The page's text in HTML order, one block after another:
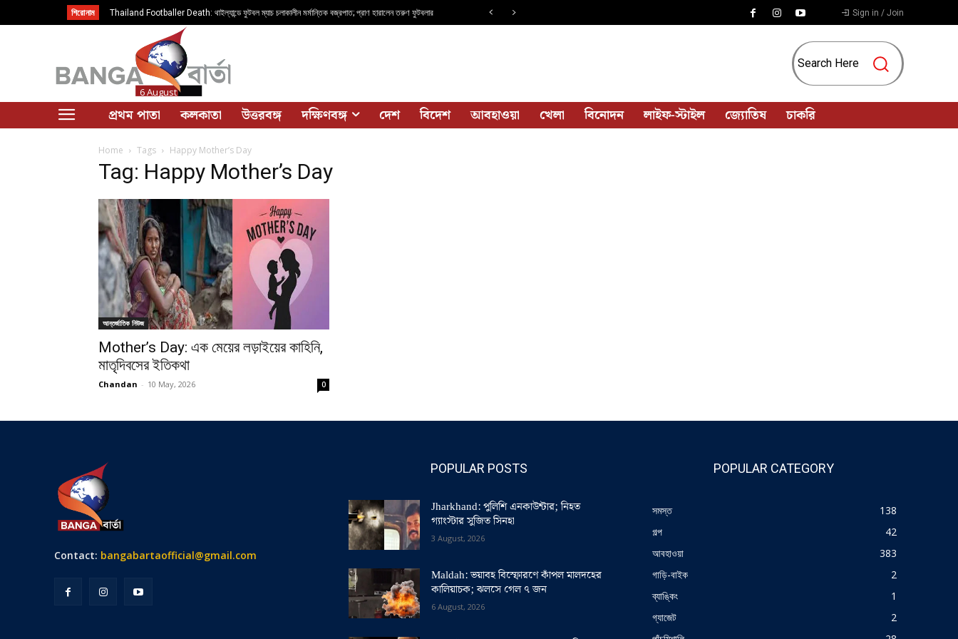
শিরোনাম
Thailand Footballer Death: থাইল্যান্ডে ফুটবল ম্যাচ চলাকালীন মর্মান্তিক বজ্রপাত; প্রাণ হারালেন তরুণ ফুটবলার
Sign in / Join
6 August
Search Here
প্রথম পাতা কলকাতা উত্তরবঙ্গ দক্ষিণবঙ্গ দেশ বিদেশ আবহাওয়া খেলা বিনোদন লাইফ-স্টাইল জ্যোতিষ চাকরি
Home Tags Happy Mother’s Day
Tag: Happy Mother’s Day
আন্তর্জাতিক নিউজ
Mother’s Day: এক মেয়ের লড়াইয়ের কাহিনি,
মাতৃদিবসের ইতিকথা
Chandan - 10 May, 2026 0
Contact: bangabartaofficial@gmail.com
POPULAR POSTS
Jharkhand: পুলিশি এনকাউন্টার; নিহত
গ্যাংস্টার সুজিত সিনহা
3 August, 2026
Maldah: ভয়াবহ বিস্ফোরণে কাঁপল মালদহের
কালিয়াচক; ঝলসে গেল ৭ জন
6 August, 2026
POPULAR CATEGORY
সমস্ত
138
গল্প
42
আবহাওয়া
383
গাড়ি-বাইক
2
ব্যাঙ্কিং
1
গ্যাজেট
2